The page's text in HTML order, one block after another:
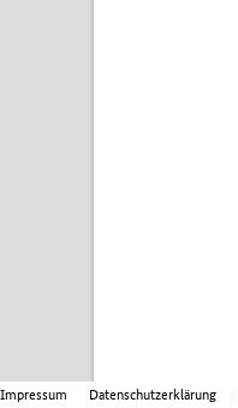
Impressum Datenschutzerklärung